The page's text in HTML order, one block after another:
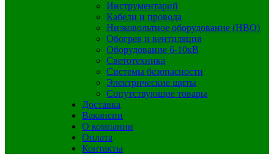
Инструментарий
Кабели и провода
Низковольтное оборудование (НВО)
Обогрев и вентиляция
Оборудование 6-10кВ
Светотехника
Системы безопасности
Электрические щиты
Сопутствующие товары
Доставка
Вакансии
О компании
Оплата
Контакты